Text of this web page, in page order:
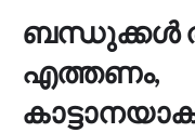
ബന്ധുക്കൾ
എത്തണം,